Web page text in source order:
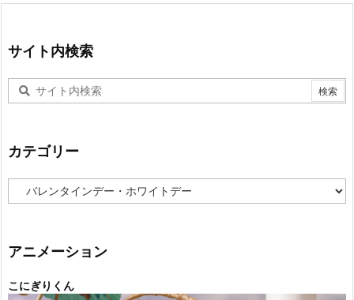
サイト内検索
カテゴリー
テ
ー
アニメーション
こにぎりくん